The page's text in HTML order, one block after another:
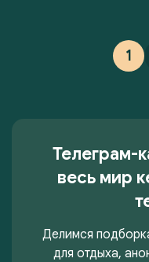
1
Телеграм-
весь мир
Делимся
для отдыха,